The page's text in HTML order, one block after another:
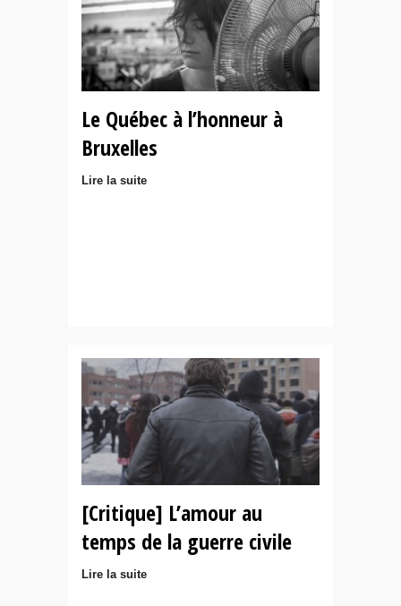
Le Québec à l’honneur à
Bruxelles
Lire la suite
[Critique] L’amour au
temps de la guerre civile
Lire la suite